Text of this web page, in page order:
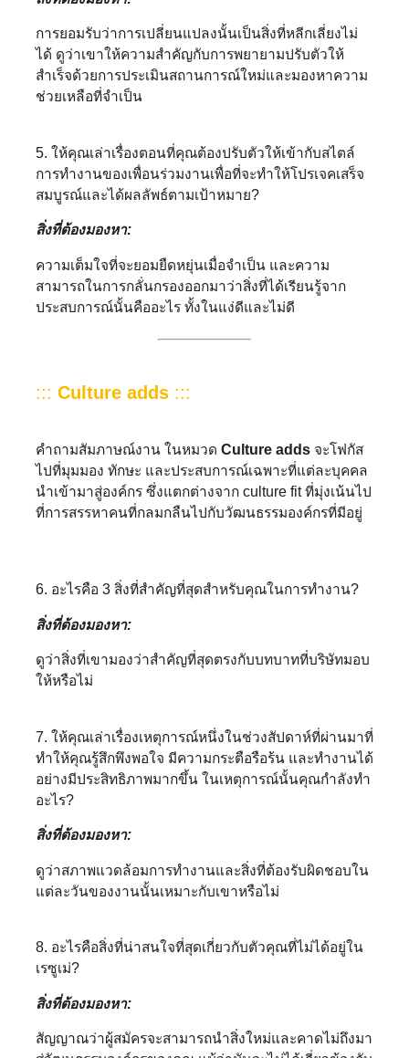
การยอมรับว่าการเปลี่ยนแปลงนั้นเป็นสิ่งที่หลีกเลี่ยงไม่
ได้ ดูว่าเขาให้ความสำคัญกับการพยายามปรับตัวให้
สำเร็จด้วยการประเมินสถานการณ์ใหม่และมองหาความ
ช่วยเหลือที่จำเป็น
5. ให้คุณเล่าเรื่องตอนที่คุณต้องปรับตัวให้เข้ากับสไตล์
การทำงานของเพื่อนร่วมงานเพื่อที่จะทำให้โปรเจคเสร็จ
สมบูรณ์และได้ผลลัพธ์ตามเป้าหมาย?
สิ่งที่ต้องมองหา:
ความเต็มใจที่จะยอมยืดหยุ่นเมื่อจำเป็น และความ
สามารถในการกลั่นกรองออกมาว่าสิ่งที่ได้เรียนรู้จาก
ประสบการณ์นั้นคืออะไร ทั้งในแง่ดีและไม่ดี
::: Culture adds :::
คำถามสัมภาษณ์งาน ในหมวด Culture adds จะโฟกัส
ไปที่มุมมอง ทักษะ และประสบการณ์เฉพาะที่แต่ละบุคคล
นำเข้ามาสู่องค์กร ซึ่งแตกต่างจาก culture fit ที่มุ่งเน้นไป
ที่การสรรหาคนที่กลมกลืนไปกับวัฒนธรรมองค์กรที่มีอยู่
6. อะไรคือ 3 สิ่งที่สำคัญที่สุดสำหรับคุณในการทำงาน?
สิ่งที่ต้องมองหา:
ดูว่าสิ่งที่เขามองว่าสำคัญที่สุดตรงกับบทบาทที่บริษัทมอบ
ให้หรือไม่
7. ให้คุณเล่าเรื่องเหตุการณ์หนึ่งในช่วงสัปดาห์ที่ผ่านมาที่
ทำให้คุณรู้สึกพึงพอใจ มีความกระตือรือร้น และทำงานได้
อย่างมีประสิทธิภาพมากขึ้น ในเหตุการณ์นั้นคุณกำลังทำ
อะไร?
สิ่งที่ต้องมองหา:
ดูว่าสภาพแวดล้อมการทำงานและสิ่งที่ต้องรับผิดชอบใน
แต่ละวันของงานนั้นเหมาะกับเขาหรือไม่
8. อะไรคือสิ่งที่น่าสนใจที่สุดเกี่ยวกับตัวคุณที่ไม่ได้อยู่ใน
เรซูเม่?
สิ่งที่ต้องมองหา:
สัญญาณว่าผู้สมัครจะสามารถนำสิ่งใหม่และคาดไม่ถึงมา